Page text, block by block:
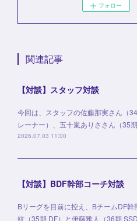
フォロー
関連記事
【対談】スタッフ対談
今回は、スタッフの佐藤那実さん（
レーナー）、五十嵐ありささん（35
2026.07.03 11:00
【対談】BDF幹部コーチ対談
Bリーグを目前に控え、BチームDF幹
紋（35期 DF）と伊藤雅人（36期